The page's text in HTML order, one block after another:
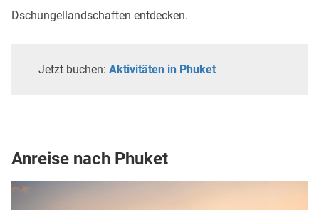
Dschungellandschaften entdecken.
Jetzt buchen: Aktivitäten in Phuket
Anreise nach Phuket